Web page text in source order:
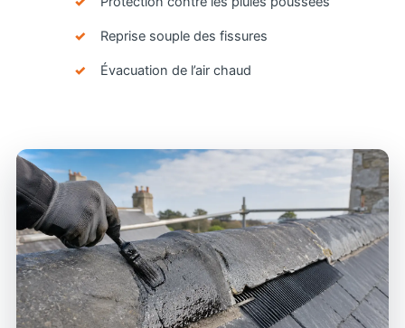
Reprise souple des fissures
Évacuation de l’air chaud